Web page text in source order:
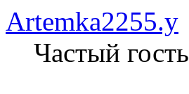
Artemka2255.y
Частый гость